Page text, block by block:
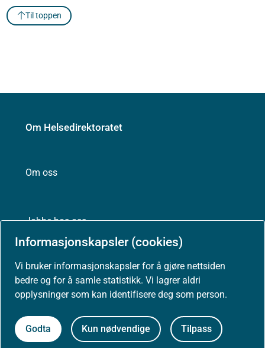
Informasjonskapsler (cookies)
Vi bruker informasjonskapsler for å gjøre nettsiden
bedre og for å samle statistikk. Vi lagrer aldri
opplysninger som kan identifisere deg som person.
Godta Kun nødvendige Tilpass
Til toppen
Om Helsedirektoratet
Om oss
Jobbe hos oss
Kontakt oss
Postadresse:
Postboks 220, Skøyen
0213 Oslo